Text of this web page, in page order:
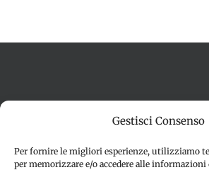
Gestisci Consenso
Per fornire le migliori esperienze, utilizziamo
per memorizzare e/o accedere alle
Disconoscimento